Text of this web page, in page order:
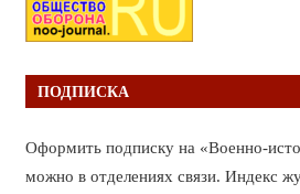
ПОДПИСКА
Оформить подписку на «Военно-
можно в отделениях связи. Индекс